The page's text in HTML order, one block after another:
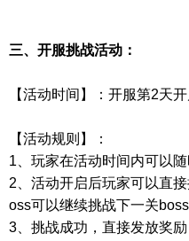
三、开服挑战活动：
【活动时间】：开服第2天
【活动规则】：
1 、玩家在活动时间内可以
2 、活动开启后玩家可以直
oss可以继续挑战下一关boss
3 、挑战成功，直接发放奖